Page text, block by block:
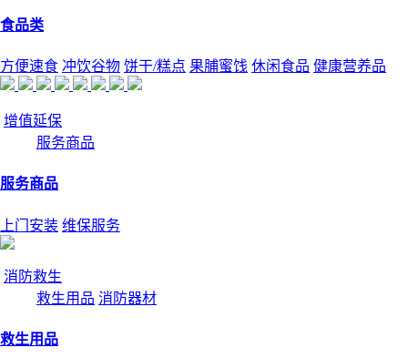
食品类
方便速食 冲饮谷物 饼干/糕点 果脯蜜饯 休闲食品 健康营养品
增值延保
服务商品
服务商品
上门安装 维保服务
消防救生
救生用品 消防器材
救生用品